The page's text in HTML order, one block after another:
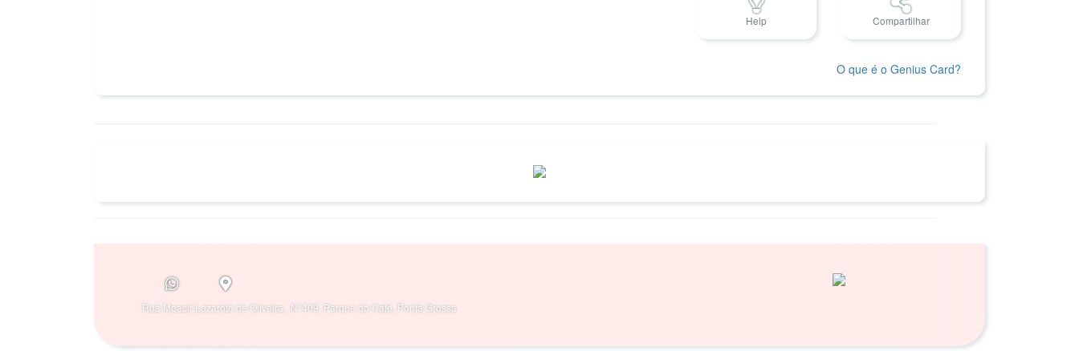
Compartilhar
Help
O que é o Genius Card?
Rua Moacir Lazaroto de Oliveira , N°409, Parque do Café, Ponta Grossa